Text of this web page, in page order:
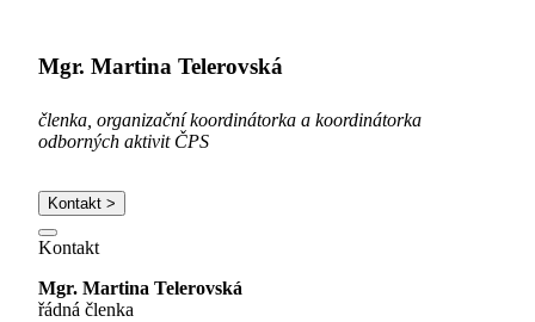
Mgr. Martina Telerovská
členka, organizační koordinátorka a koordinátorka
odborných aktivit ČPS
Kontakt >
Kontakt
Mgr. Martina Telerovská
řádná členka